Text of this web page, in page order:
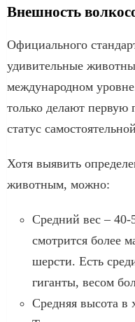
Внешность
Официального
удивительные
международном
только делают первую
статус
Хотя выявить
животным, можно:
Средний вес – 40-
смотрится более
шерсти. Есть
гиганты, весом
Средняя высота в